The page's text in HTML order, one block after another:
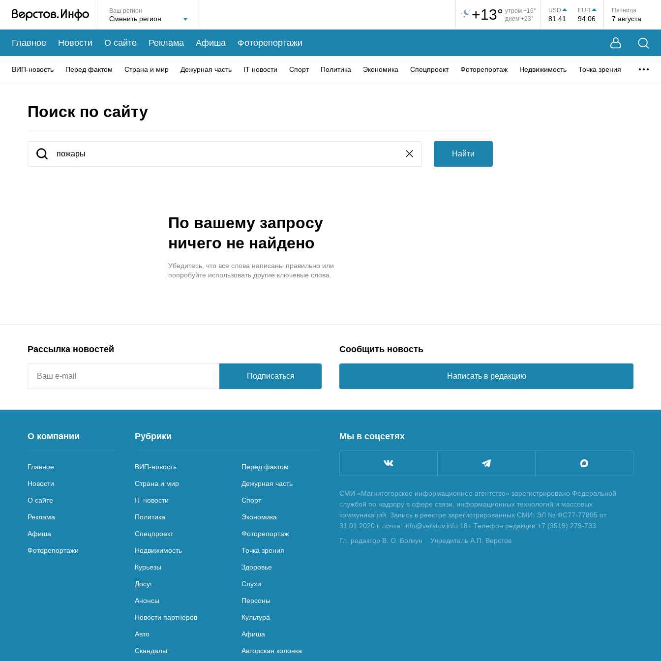
Ваш регион +13° утром +16°
днем +23°
USD
81.41
EUR
94.06
Пятница
7 августа
Главное Новости О сайте Реклама Афиша Фоторепортажи
ВИП-новость Перед фактом Страна и мир Дежурная часть IT новости Спорт Политика Экономика Спецпроект Фоторепортаж Недвижимость Точка зрения
Поиск по сайту
Найти
По вашему запросу
ничего не найдено
Убедитесь, что все слова написаны правильно или
попробуйте использовать другие ключевые слова.
Рассылка новостей
Подписаться
Сообщить новость
Написать в редакцию
О компании
Главное
Новости
О сайте
Реклама
Афиша
Фоторепортажи
Рубрики
ВИП-новость Перед фактом
Страна и мир Дежурная часть
IT новости Спорт
Политика Экономика
Спецпроект Фоторепортаж
Недвижимость Точка зрения
Курьезы Здоровье
Досуг Слухи
Анонсы Персоны
Новости партнеров Культура
Авто Афиша
Скандалы Авторская колонка
Мы в соцсетях
СМИ «Магнитогорское информационное агентство» зарегистрировано Федеральной
службой по надзору в сфере связи, информационных технологий и массовых
коммуникаций. Запись в реестре зарегистрированных СМИ: ЭЛ № ФС77-77805 от
31.01.2020 г. почта: info@verstov.info 18+ Телефон редакции +7 (3519) 279-733
Гл. редактор В. О. Болкун
Учредитель А.П. Верстов